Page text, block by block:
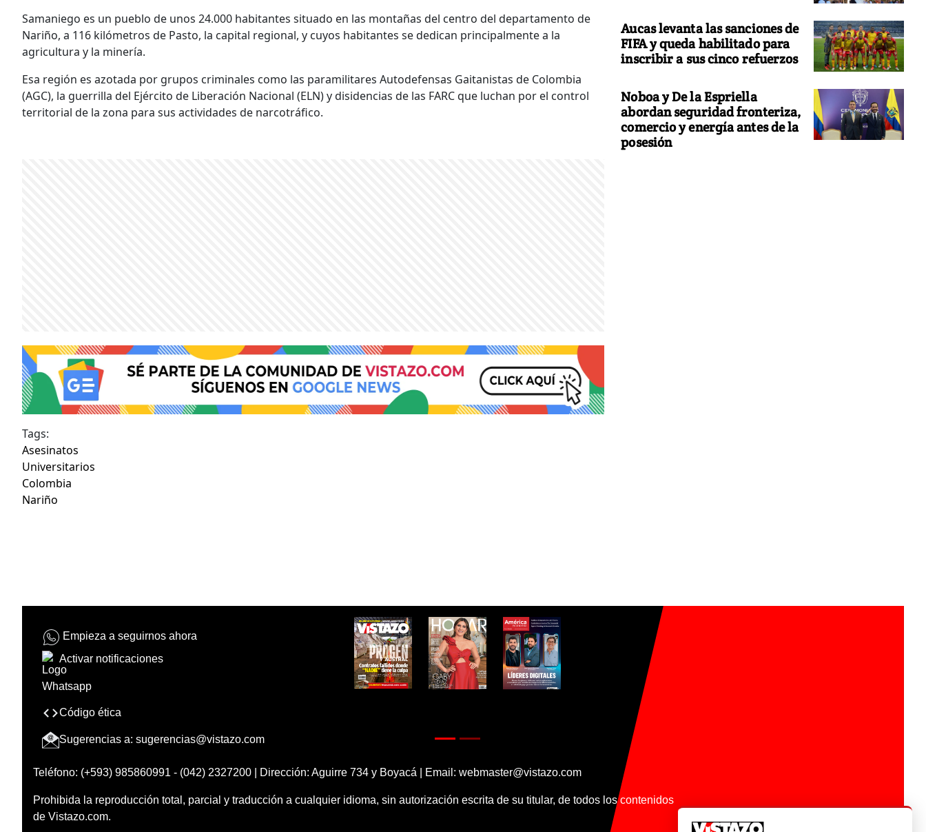
Samaniego es un pueblo de unos 24.000 habitantes situado en las montañas del centro del departamento de
Nariño, a 116 kilómetros de Pasto, la capital regional, y cuyos habitantes se dedican principalmente a la
agricultura y la minería.
Esa región es azotada por grupos criminales como las paramilitares Autodefensas Gaitanistas de Colombia
(AGC), la guerrilla del Ejército de Liberación Nacional (ELN) y disidencias de las FARC que luchan por el control
territorial de la zona para sus actividades de narcotráfico.
Tags:
Asesinatos
Universitarios
Colombia
Nariño
Aucas levanta las sanciones de
FIFA y queda habilitado para
inscribir a sus cinco refuerzos
Noboa y De la Espriella
abordan seguridad fronteriza,
comercio y energía antes de la
posesión
Empieza a seguirnos ahora
Activar notificaciones
Código ética
Sugerencias a: sugerencias@vistazo.com
Teléfono: (+593) 985860991 - (042) 2327200 | Dirección: Aguirre 734 y Boyacá | Email: webmaster@vistazo.com
Prohibida la reproducción total, parcial y traducción a cualquier idioma, sin autorización escrita de su titular, de todos los contenidos
de Vistazo.com.